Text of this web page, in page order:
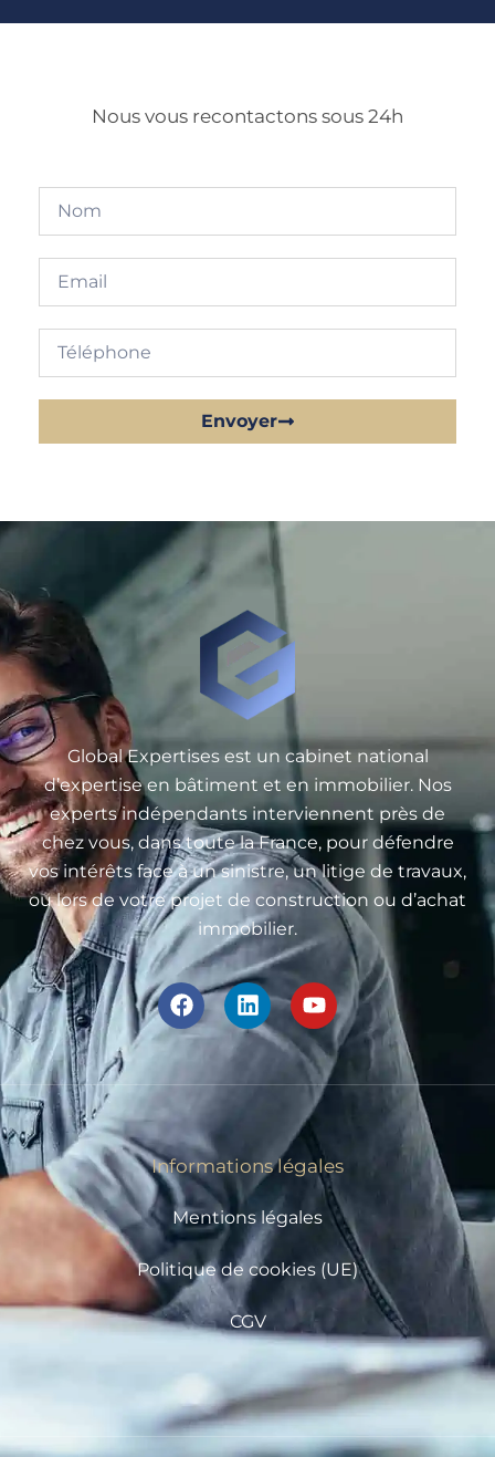
Nous vous recontactons sous 24h
Envoyer
Global Expertises est un cabinet national
d’expertise en bâtiment et en immobilier. Nos
experts indépendants interviennent près de
chez vous, dans toute la France, pour défendre
vos intérêts face à un sinistre, un litige de travaux,
ou lors de votre projet de construction ou d’achat
immobilier.
Informations légales
Mentions légales
Politique de cookies (UE)
CGV